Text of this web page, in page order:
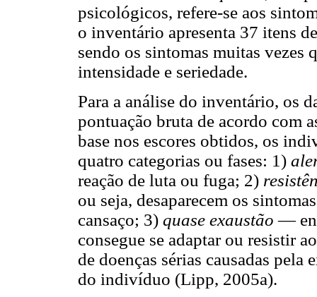
psicológicos, refere-se aos
o inventário apresenta 37 itens
sendo os sintomas muitas vezes
intensidade e seriedade.
Para a análise do inventário, os
pontuação bruta de acordo com
base nos escores obtidos, os
quatro categorias ou fases: 1)
reação de luta ou fuga; 2)
ou seja, desaparecem os
cansaço; 3) quase exaustão—
consegue se adaptar ou resistir
de doenças sérias causadas
do indivíduo (Lipp, 2005a).